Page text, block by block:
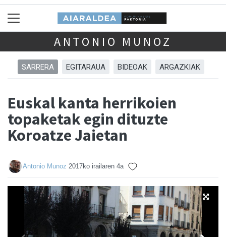
ANTONIO MUNOZ
SARRERA EGITARAUA BIDEOAK ARGAZKIAK
Euskal kanta herrikoien
topaketak egin dituzte
Koroatze Jaietan
Antonio Munoz 2017ko irailaren 4a